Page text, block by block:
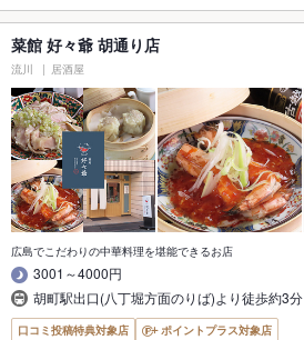
菜館 好々爺 胡通り店
流川 居酒屋
広島でこだわりの中華料理を堪能できるお店
3001～4000円
胡町駅出口(八丁堀方面のりば)より徒歩約3分
口コミ投稿特典対象店 ポイントプラス対象店